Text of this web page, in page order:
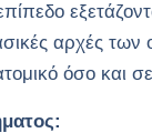
αρχές των
όσο και